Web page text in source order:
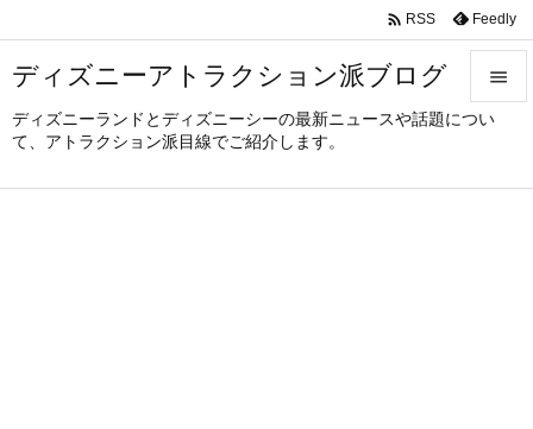
ディズニーアトラクション派ブログ
ディズニーランドとディズニーシーの最新ニュースや話題につい
て、アトラクション派目線でご紹介します。



 RSS Feedly